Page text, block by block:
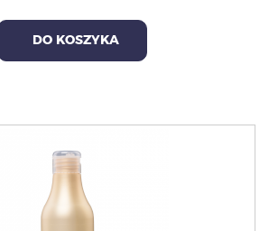
DO KOSZYKA